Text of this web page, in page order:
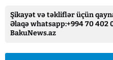
Şikayət və təkliflər üçün
Əlaqə whatsapp:+994 70 402
BakuNews.az